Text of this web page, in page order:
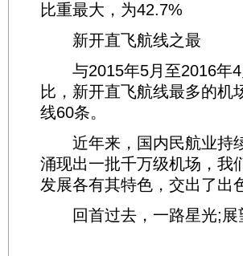
比重最大，为42.7%
新开直飞航线之最
与2015年5月至2016年4
比，新开直飞航线最多的机
线60条。
近年来，国内民航业持
涌现出一批千万级机场，我
发展各有其特色，交出了出
回首过去，一路星光;展